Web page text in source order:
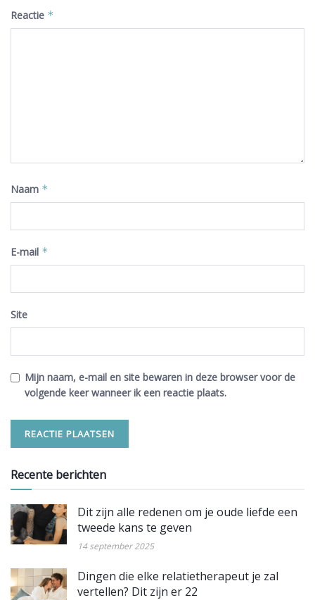
Reactie *
Naam *
E-mail *
Site
Mijn naam, e-mail en site bewaren in deze browser voor de
volgende keer wanneer ik een reactie plaats.
Recente berichten
Dit zijn alle redenen om je oude liefde een
tweede kans te geven
14 september 2025
Dingen die elke relatietherapeut je zal
vertellen? Dit zijn er 22